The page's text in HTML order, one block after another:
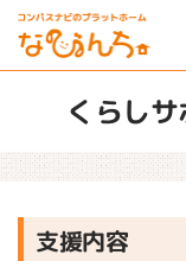
くらし
支援内容